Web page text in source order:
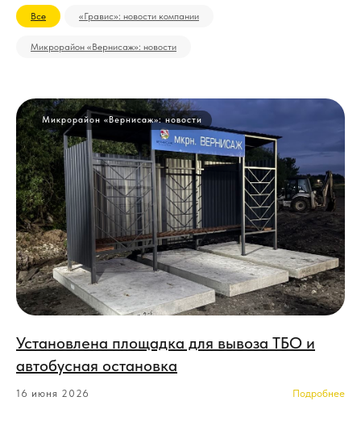
Все «Гравис»: новости компании
Микрорайон «Вернисаж»: новости
Микрорайон «Вернисаж»: новости
Установлена площадка для вывоза ТБО и
автобусная остановка
16 июня 2026